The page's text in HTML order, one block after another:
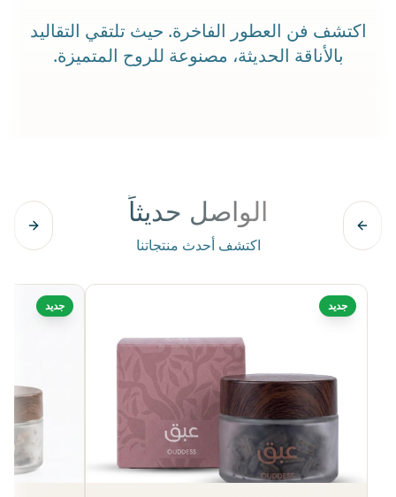
اكتشف فن العطور الفاخرة. حيث تلتقي التقاليد
بالأناقة الحديثة، مصنوعة للروح المتميزة.
الواصل حديثاً
اكتشف أحدث منتجاتنا
جديد جديد